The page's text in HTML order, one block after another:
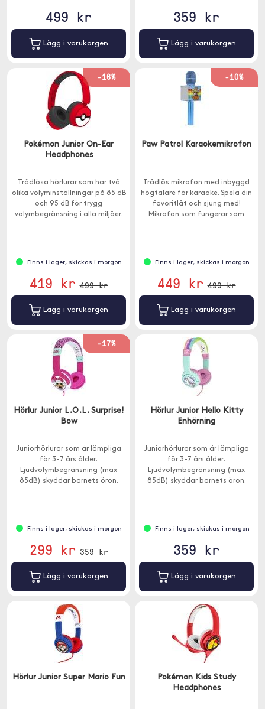
499 kr
Lägg i varukorgen
359 kr
Lägg i varukorgen
-16%
Pokémon Junior On-Ear
Headphones
Trådlösa hörlurar som har två
olika volyminställningar på 85 dB
och 95 dB för trygg
volymbegränsning i alla miljöer.
Finns i lager, skickas i morgon
419 kr 499 kr
Lägg i varukorgen
-10%
Paw Patrol Karaokemikrofon
Trådlös mikrofon med inbyggd
högtalare för karaoke. Spela din
favoritlåt och sjung med!
Mikrofon som fungerar som
Finns i lager, skickas i morgon
449 kr 499 kr
Lägg i varukorgen
-17%
Hörlur Junior L.O.L. Surprise!
Bow
Juniorhörlurar som är lämpliga
för 3-7 års ålder.
Ljudvolymbegränsning (max
85dB) skyddar barnets öron.
Finns i lager, skickas i morgon
299 kr 359 kr
Lägg i varukorgen
Hörlur Junior Hello Kitty
Enhörning
Juniorhörlurar som är lämpliga
för 3-7 års ålder.
Ljudvolymbegränsning (max
85dB) skyddar barnets öron.
Finns i lager, skickas i morgon
359 kr
Lägg i varukorgen
Hörlur Junior Super Mario Fun
Pokémon Kids Study
Headphones